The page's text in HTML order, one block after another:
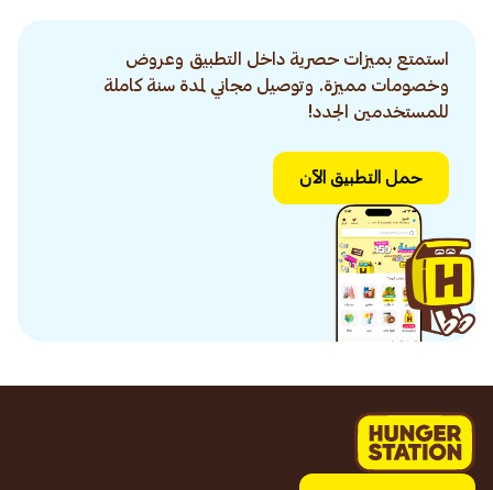
استمتع بميزات حصرية داخل التطبيق وعروض
وخصومات مميزة. وتوصيل مجاني لمدة سنة كاملة
للمستخدمين الجدد!
حمل التطبيق الآن